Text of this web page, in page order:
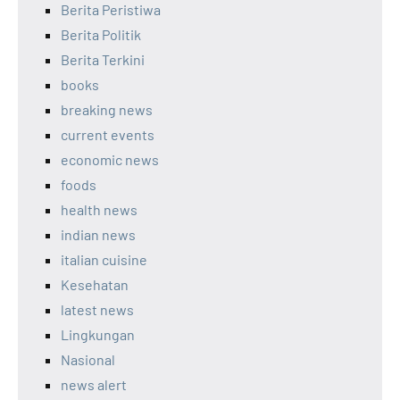
Berita Peristiwa
Berita Politik
Berita Terkini
books
breaking news
current events
economic news
foods
health news
indian news
italian cuisine
Kesehatan
latest news
Lingkungan
Nasional
news alert